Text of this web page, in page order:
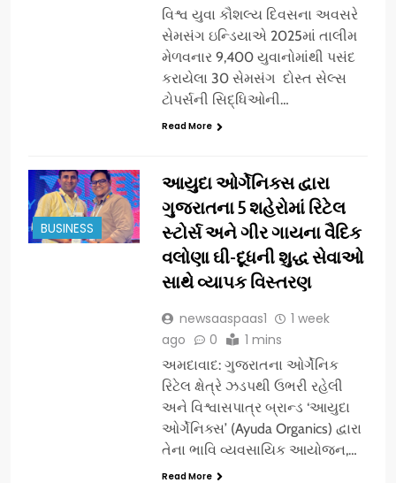
વિશ્વ યુવા કૌશલ્ય દિવસના અવસરે
સેમસંગ ઇન્ડિયાએ 2025માં તાલીમ
મેળવનાર 9,400 યુવાનોમાંથી પસંદ
કરાયેલા 30 સેમસંગ દોસ્ત સેલ્સ
ટોપર્સની સિદ્ધિઓની…
Read More
BUSINESS
આયુદા ઓર્ગેનિક્સ દ્વારા
ગુજરાતના 5 શહેરોમાં રિટેલ
સ્ટોર્સ અને ગીર ગાયના વૈદિક
વલોણા ઘી-દૂધની શુદ્ધ સેવાઓ
સાથે વ્યાપક વિસ્તરણ
newsaaspaas1
1 week
ago
0 1 mins
અમદાવાદ: ગુજરાતના ઓર્ગેનિક
રિટેલ ક્ષેત્રે ઝડપથી ઉભરી રહેલી
અને વિશ્વાસપાત્ર બ્રાન્ડ ‘આયુદા
ઓર્ગેનિક્સ’ (Ayuda Organics) દ્વારા
તેના ભાવિ વ્યવસાયિક આયોજન,…
Read More